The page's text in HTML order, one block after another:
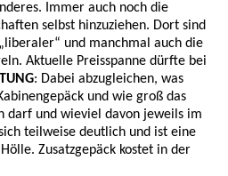
Immer auch noch die
selbst hinzuziehen. Dort sind
und manchmal auch die
Aktuelle Preisspanne dürfte bei
: Dabei abzugleichen, was
und wie groß das
darf und wieviel davon jeweils im
teilweise deutlich und ist eine
Zusatzgepäck kostet in der